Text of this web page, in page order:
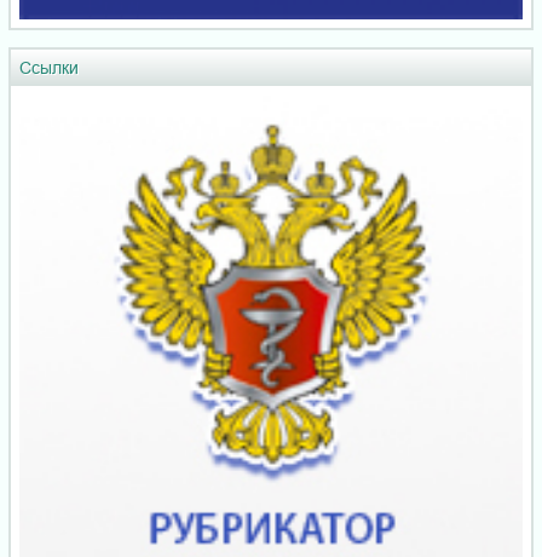
Ссылки